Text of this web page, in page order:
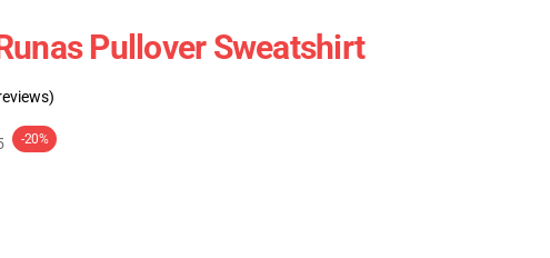
Pullover Sweatshirt
-20%